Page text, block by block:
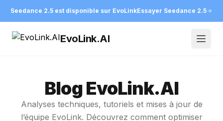
Seedance 2.5 est disponible sur EvoLinkEssayer Seedance 2.5
EvoLink.AI
Blog EvoLink.AI
Analyses techniques, tutoriels et mises à jour de
l’équipe EvoLink. Découvrez comment optimiser